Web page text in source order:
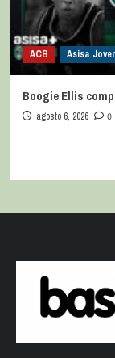
ACB Asisa
Boogie Ellis
agosto 6, 2026 0